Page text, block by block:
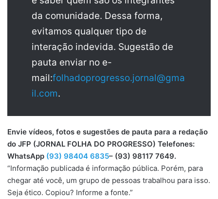
da comunidade. Dessa forma,
evitamos qualquer tipo de
interação indevida. Sugestão de
pauta enviar no e-
mail:folhadoprogresso.jornal@gma
il.com.
Envie vídeos, fotos e sugestões de pauta para a redação
do JFP (JORNAL FOLHA DO PROGRESSO) Telefones:
WhatsApp (93) 98404 6835– (93) 98117 7649.
“Informação publicada é informação pública. Porém, para
chegar até você, um grupo de pessoas trabalhou para isso.
Seja ético. Copiou? Informe a fonte.”